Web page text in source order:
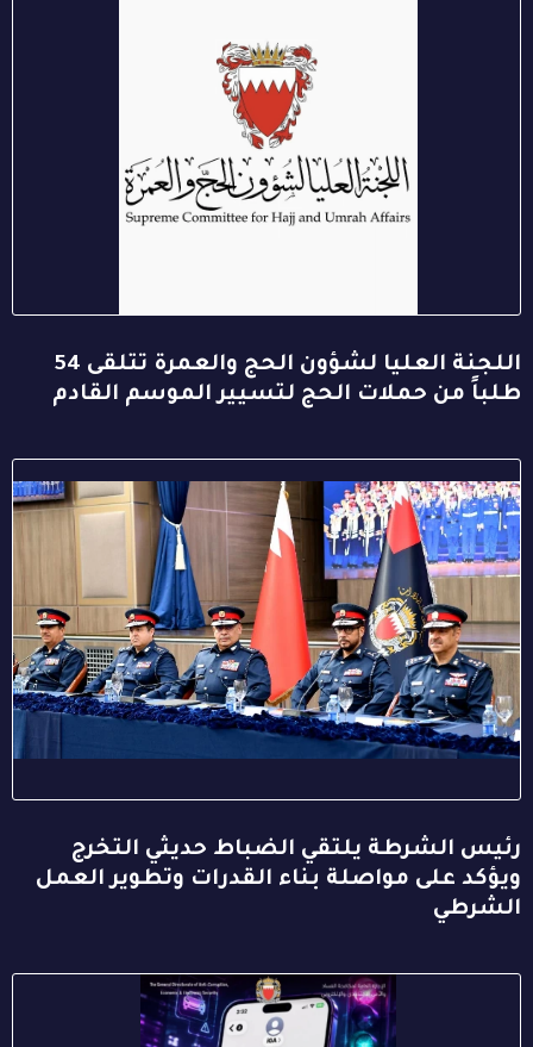
اللجنة العليا لشؤون الحج والعمرة تتلقى 54
طلباً من حملات الحج لتسيير الموسم القادم
رئيس الشرطة يلتقي الضباط حديثي التخرج
ويؤكد على مواصلة بناء القدرات وتطوير العمل
الشرطي